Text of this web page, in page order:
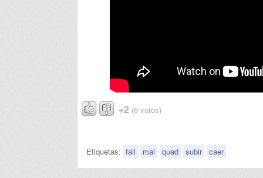
+2 (6 votos)
Etiquetas: fail mal quad subir caer